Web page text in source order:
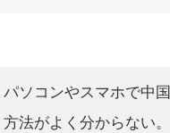
パソコンやスマホで中
方法がよく分からない。